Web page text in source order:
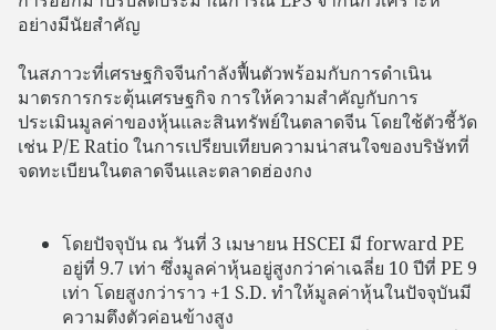
อย่างมีนัยสำคัญ
ในสภาวะที่เศรษฐกิจจีนกำลังฟื้นตัวพร้อมกับการดำเนิน
มาตรการกระตุ้นเศรษฐกิจ การให้ความสำคัญกับการ
ประเมินมูลค่าของหุ้นและสินทรัพย์ในตลาดจีน โดยใช้ตัวชี้วัด
เช่น P/E Ratio ในการเปรียบเทียบความน่าสนใจของบริษัทที่
จดทะเบียนในตลาดจีนและตลาดฮ่องกง
โดยปัจจุบัน ณ วันที่ 3 เมษายน HSCEI มี forward PE
อยู่ที่ 9.7 เท่า ซึ่งมูลค่าหุ้นอยู่สูงกว่าค่าเฉลี่ย 10 ปีที่ PE 9
เท่า โดยสูงกว่าราว +1 S.D. ทำให้มูลค่าหุ้นในปัจจุบันมี
ความตึงตัวค่อนข้างสูง